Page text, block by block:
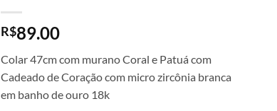
R$89.00
Colar 47cm com murano Coral e Patuá com
Cadeado de Coração com micro zircônia branca
em banho de ouro 18k